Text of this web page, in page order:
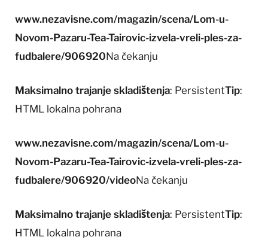
www.nezavisne.com/magazin/scena/Lom-u-
Novom-Pazaru-Tea-Tairovic-izvela-vreli-ples-za-
fudbalere/906920Na čekanju
Maksimalno trajanje skladištenja: PersistentTip:
HTML lokalna pohrana
www.nezavisne.com/magazin/scena/Lom-u-
Novom-Pazaru-Tea-Tairovic-izvela-vreli-ples-za-
fudbalere/906920/videoNa čekanju
Maksimalno trajanje skladištenja: PersistentTip:
HTML lokalna pohrana